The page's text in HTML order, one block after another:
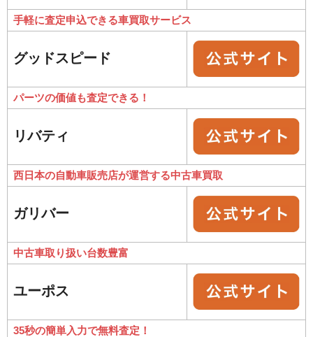
手軽に査定申込できる車買取サービス
グッドスピード
パーツの価値も査定できる！
リバティ
西日本の自動車販売店が運営する中古車買取
ガリバー
中古車取り扱い台数豊富
ユーポス
35秒の簡単入力で無料査定！